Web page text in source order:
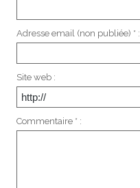
Adresse email (non publiée) * :
Site web :
Commentaire * :